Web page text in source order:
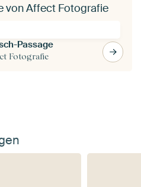
von Affect Fotografie
Passage
Fotografie